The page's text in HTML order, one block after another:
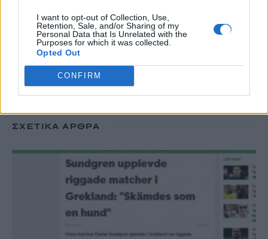
I want to opt-out of Collection, Use,
Retention, Sale, and/or Sharing of my
Personal Data that Is Unrelated with the
Purposes for which it was collected.
Opted Out
CONFIRM
TRENDING
ΚΑΠΝΙΣΜΑ #
ΣΧΕΤΙΚΆ ΆΡΘΡΑ